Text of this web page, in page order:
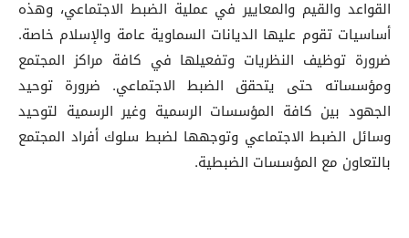
القواعد والقيم والمعايير في عملية الضبط الاجتماعي، وهذه
أساسيات تقوم عليها الديانات السماوية عامة والإسلام خاصة.
ضرورة توظيف النظريات وتفعيلها في كافة مراكز المجتمع
ومؤسساته حتى يتحقق الضبط الاجتماعي. ضرورة توحيد
الجهود بين كافة المؤسسات الرسمية وغير الرسمية لتوحيد
وسائل الضبط الاجتماعي وتوجهها لضبط سلوك أفراد المجتمع
بالتعاون مع المؤسسات الضبطية.